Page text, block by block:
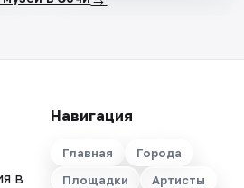
в
Навигация
Главная
Города
Площадки
Артисты